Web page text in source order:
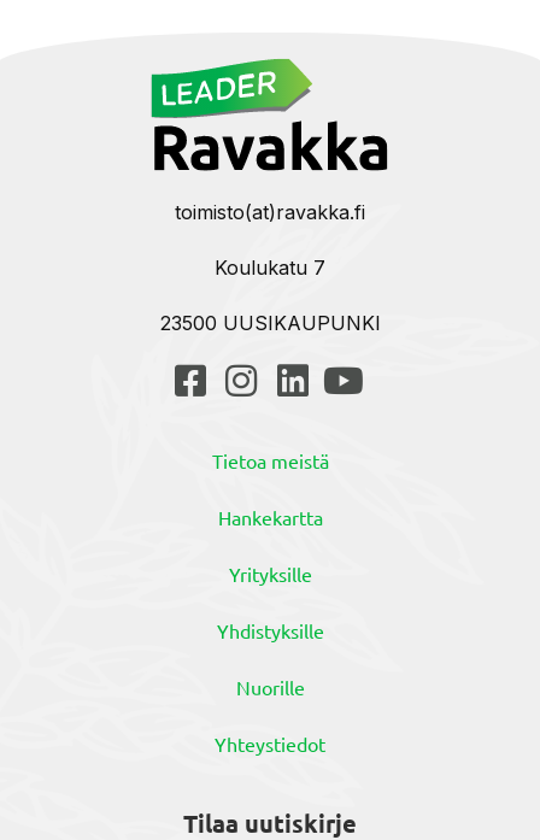
toimisto(at)ravakka.fi
Koulukatu 7
23500 UUSIKAUPUNKI
Tietoa meistä
Hankekartta
Yrityksille
Yhdistyksille
Nuorille
Yhteystiedot
Tilaa uutiskirje